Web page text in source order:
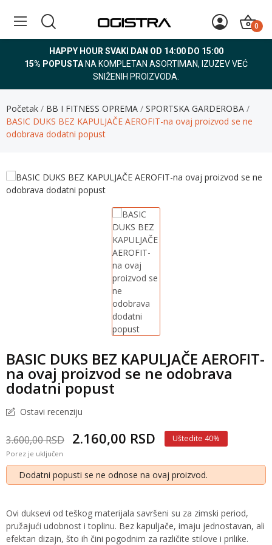
0
HAPPY HOUR SVAKI DAN OD 14:00 DO 15:00
15% POPUSTA NA KOMPLETAN ASORTIMAN, IZUZEV VEĆ
SNIŽENIH PROIZVODA.
Početak BB I FITNESS OPREMA
SPORTSKA GARDEROBA
BASIC DUKS BEZ KAPULJAČE AEROFIT-na ovaj proizvod se ne
odobrava dodatni popust
BASIC DUKS BEZ KAPULJAČE AEROFIT-
na ovaj proizvod se ne odobrava
dodatni popust
Ostavi recenziju
3.600,00 RSD 2.160,00 RSD Uštedite 40%
Porez je uključen
Dodatni popusti se ne odnose na ovaj proizvod.
Ovi duksevi od teškog materijala savršeni su za zimski period,
pružajući udobnost i toplinu. Bez kapuljače, imaju jednostavan, ali
efektan dizajn, što ih čini pogodnim za različite stilove i prilike.